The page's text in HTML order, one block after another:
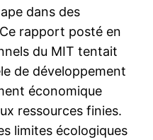
dans des
rapport posté en
du MIT tentait
de développement
économique
ressources finies.
limites écologiques